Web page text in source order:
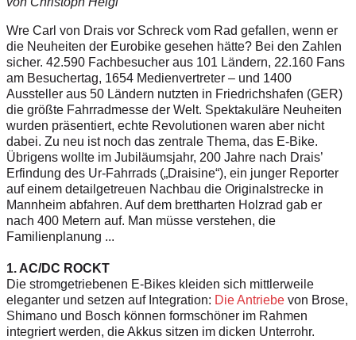
Wre Carl von Drais vor Schreck vom Rad gefallen, wenn er
die Neuheiten der Eurobike gesehen hätte? Bei den Zahlen
sicher. 42.590 Fachbesucher aus 101 Ländern, 22.160 Fans
am Besuchertag, 1654 Medienvertreter – und 1400
Aussteller aus 50 Ländern nutzten in Friedrichshafen (GER)
die größte Fahrradmesse der Welt. Spektakuläre Neuheiten
wurden präsentiert, echte Revolutionen waren aber nicht
dabei. Zu neu ist noch das zentrale Thema, das E-Bike.
Übrigens wollte im Jubiläumsjahr, 200 Jahre nach Drais’
Erfindung des Ur-Fahrrads („Draisine“), ein junger Reporter
auf einem detailgetreuen Nachbau die Originalstrecke in
Mannheim abfahren. Auf dem brettharten Holzrad gab er
nach 400 Metern auf. Man müsse verstehen, die
Familienplanung ...
1. AC/DC ROCKT
Die stromgetriebenen E-Bikes kleiden sich mittlerweile
eleganter und setzen auf Integration: Die Antriebe von Brose,
Shimano und Bosch können formschöner im Rahmen
integriert werden, die Akkus sitzen im dicken Unterrohr.